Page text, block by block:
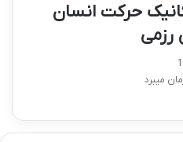
حرکت انسان
رزمی